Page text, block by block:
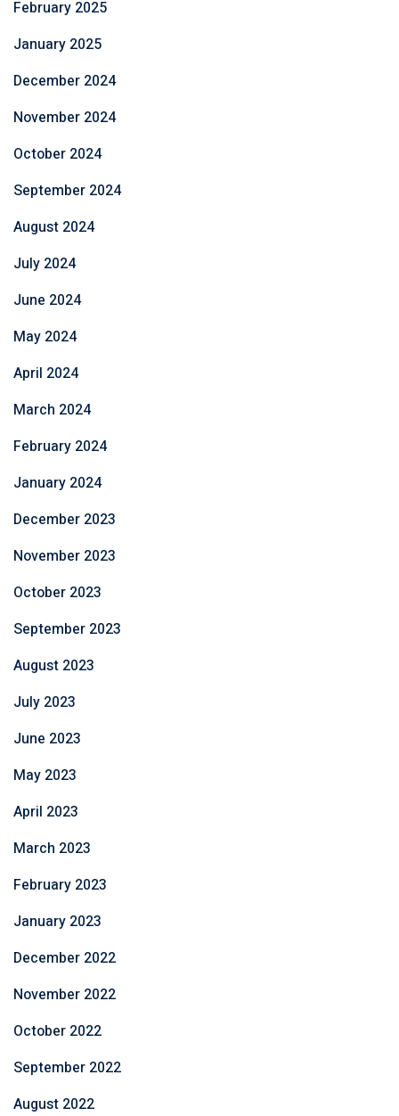
February 2025
January 2025
December 2024
November 2024
October 2024
September 2024
August 2024
July 2024
June 2024
May 2024
April 2024
March 2024
February 2024
January 2024
December 2023
November 2023
October 2023
September 2023
August 2023
July 2023
June 2023
May 2023
April 2023
March 2023
February 2023
January 2023
December 2022
November 2022
October 2022
September 2022
August 2022